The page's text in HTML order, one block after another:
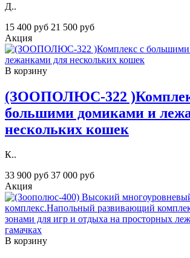
Д..
15 400 руб 21 500 руб
Акция
В корзину
(ЗООПОЛЮС-322
большими домиками и
нескольких кошек
К..
33 900 руб 37 000 руб
Акция
В корзину